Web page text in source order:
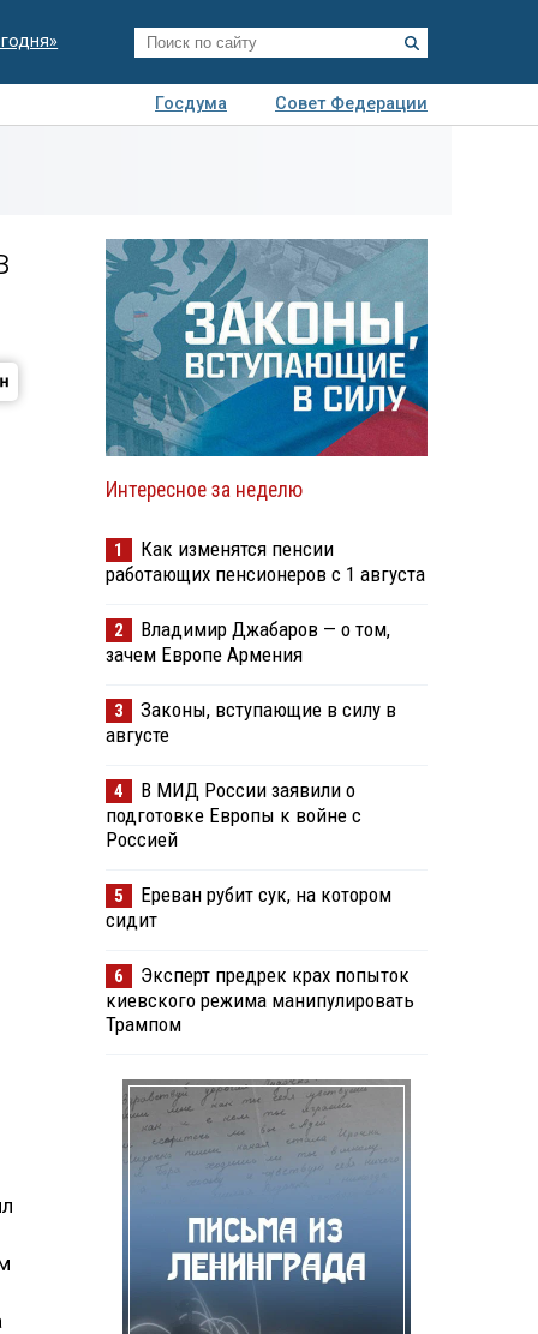
Госдума
Совет Федерации
Интересное за неделю
1
Как изменятся пенсии
работающих пенсионеров с 1 августа
2
Владимир Джабаров — о том,
зачем Европе Армения
3
Законы, вступающие в силу в
августе
4
В МИД России заявили о
подготовке Европы к войне с
Россией
5
Ереван рубит сук, на котором
сидит
6
Эксперт предрек крах попыток
киевского режима манипулировать
Трампом